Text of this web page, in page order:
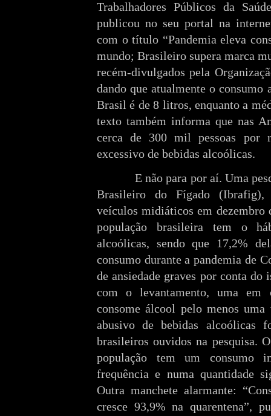
Trabalhadores Públicos da
publicou no seu portal na
com o título “Pandemia eleva
mundo; Brasileiro supera marca
recém-divulgados pela
dando que atualmenteo consumo
Brasil é de 8 litros, enquanto a
texto também informa que nas
cerca de 300 mil pessoas por
excessivo de bebidas alcoólicas.
E não para por aí. Uma
Brasileiro do Fígado
veículos midiáticos em dezembro
população brasileira tem o
alcoólicas, sendo que 17,2%
consumo durante a pandemia de
de ansiedade graves por conta do
com o levantamento, uma em
consome álcool pelo menos uma
abusivo de bebidas alcoólicas
brasileiros ouvidos na pesquisa.
população tem um consumo
frequência e numa quantidade
Outra manchete alarmante:
cresce 93,9% na quarentena”,